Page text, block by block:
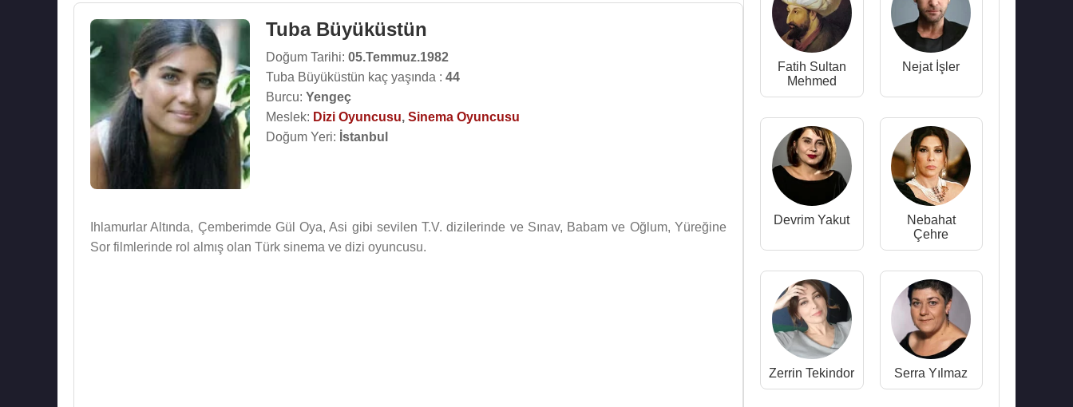
Tuba Büyüküstün
Doğum Tarihi: 05.Temmuz.1982
Tuba Büyüküstün kaç yaşında : 44
Burcu: Yengeç
Meslek: Dizi Oyuncusu, Sinema Oyuncusu
Doğum Yeri: İstanbul
Ihlamurlar Altında, Çemberimde Gül Oya, Asi gibi sevilen T.V. dizilerinde ve Sınav, Babam ve Oğlum, Yüreğine
Sor filmlerinde rol almış olan Türk sinema ve dizi oyuncusu.
Fatih Sultan
Mehmed
Nejat İşler
Devrim Yakut
Nebahat
Çehre
Zerrin Tekindor Serra Yılmaz